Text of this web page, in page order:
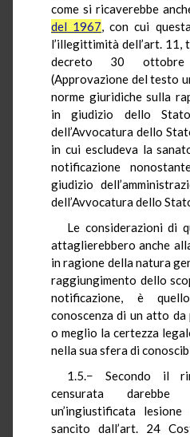
come si ricaverebbe
del 1967, con cui
l’illegittimità dell’art. 11,
decreto 30
(Approvazione del testo
norme giuridiche sulla
in giudizio dello Stato
dell’Avvocatura dello
in cui escludeva la
notificazione
giudizio
dell’Avvocatura dello
Le considerazioni di
attaglierebbero anche
in ragione della natura
raggiungimento dello
notificazione, è
conoscenza di un atto
o meglio la certezza
nella sua sfera di
1.5.− Secondo il
censurata
un’ingiustificata
sancito dall’art. 24